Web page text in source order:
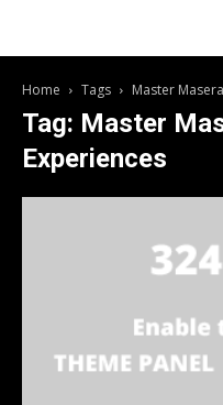
Home Tags Master
Tag: Master
Experiences